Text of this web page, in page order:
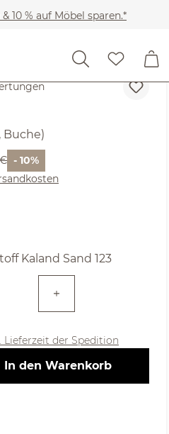
10 % auf Möbel sparen.*
von 5 von 5 Sternen
Buche)
Preis:
- 10%
Kaland Sand 123
Lieferzeit der Spedition
Gib den
In den Warenkorb